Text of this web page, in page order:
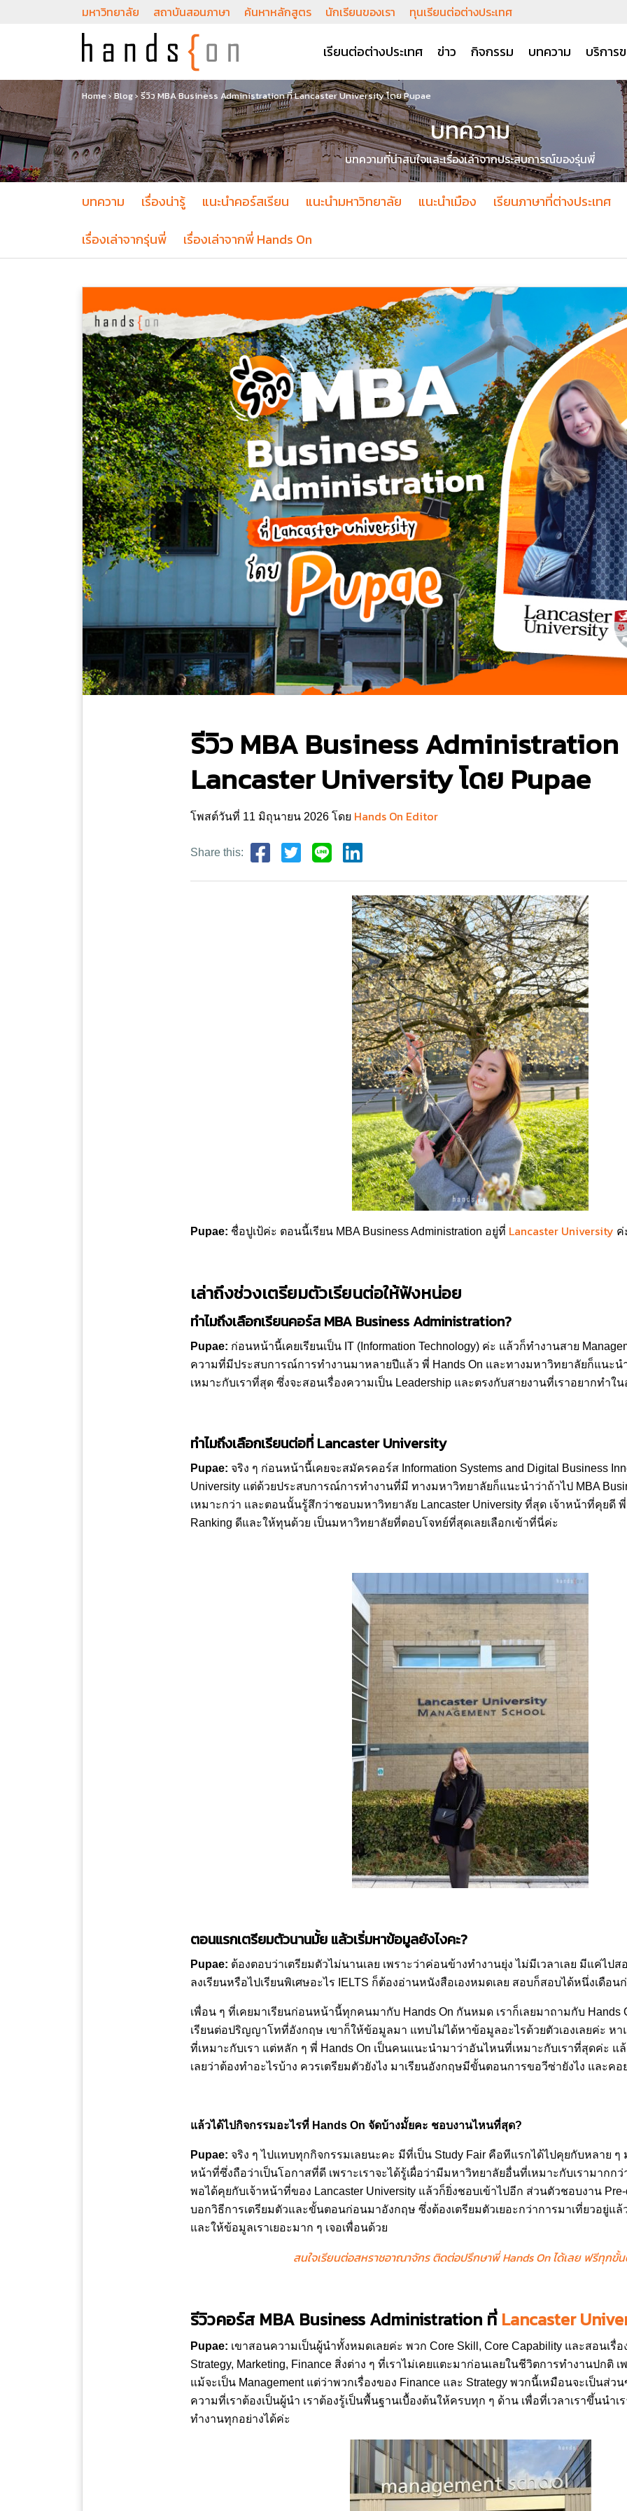
มหาวิทยาลัย สถาบันสอนภาษา ค้นหาหลักสูตร นักเรียนของเรา ทุนเรียนต่อต่างประเทศ
เรียนต่อต่างประเทศ ข่าว กิจกรรม บทความ บริการ
Home›Blog›รีวิว MBA Business Administration ที่ Lancaster University โดย Pupae
บทความ
บทความที่น่าสนใจและเรื่องเล่าจากประสบการณ์ของรุ่นพี่
บทความ เรื่องน่ารู้ แนะนำคอร์สเรียน แนะนำมหาวิทยาลัย แนะนำเมือง
เรียนภาษาที่ต่างประเทศ
เรื่องเล่าจากรุ่นพี่
เรื่องเล่าจากพี่ Hands On
รีวิว MBA Business
Lancaster University โดย Pupae
โพสต์วันที่ 11 มิถุนายน 2026 โดย Hands On Editor
Share this:
Pupae: ชื่อปูเป้ค่ะ ตอนนี้เรียน MBA Business Administration อยู่ที่ Lancaster University ค่
เล่าถึงช่วงเตรียมตัวเรียนต่อให้ฟังหน่อย
ทำไมถึงเลือกเรียนคอร์ส MBA Business Administration?
Pupae: ก่อนหน้านี้เคยเรียนเป็น IT (Information Technology) ค่ะ แล้วก็ทำงานสาย
ความที่มีประสบการณ์การทำงานมาหลายปีแล้ว พี่ Hands On และทางมหาวิทยาลัยก็แนะน
เหมาะกับเราที่สุด ซึ่งจะสอนเรื่องความเป็น Leadership และตรงกับสายงานที่เราอยากทำใ
ทำไมถึงเลือกเรียนต่อที่ Lancaster University
Pupae: จริง ๆ ก่อนหน้านี้เคยจะสมัครคอร์ส Information Systems and Digital Business
University แต่ด้วยประสบการณ์การทำงานที่มี ทางมหาวิทยาลัยก็แนะนำว่าถ้าไป MBA
เหมาะกว่า และตอนนั้นรู้สึกว่าชอบมหาวิทยาลัย Lancaster University ที่สุด เจ้าหน้าที่คุยดี
Ranking ดีและให้ทุนด้วย เป็นมหาวิทยาลัยที่ตอบโจทย์ที่สุดเลยเลือกเข้าที่นี่ค่ะ
ตอนแรกเตรียมตัวนานมั้ย แล้วเริ่มหาข้อมูลยังไงคะ?
Pupae: ต้องตอบว่าเตรียมตัวไม่นานเลย เพราะว่าค่อนข้างทำงานยุ่ง ไม่มีเวลาเลย มีแค่ไปส
ลงเรียนหรือไปเรียนพิเศษอะไร IELTS ก็ต้องอ่านหนังสือเองหมดเลย สอบก็สอบได้หนึ่งเดือน
เพื่อน ๆ ที่เคยมาเรียนก่อนหน้านี้ทุกคนมากับ Hands On กันหมด เราก็เลยมาถามกับ Hands
เรียนต่อปริญญาโทที่อังกฤษ เขาก็ให้ข้อมูลมา แทบไม่ได้หาข้อมูลอะไรด้วยตัวเองเลยค่ะ ห
ที่เหมาะกับเรา แต่หลัก ๆ พี่ Hands On เป็นคนแนะนำมาว่าอันไหนที่เหมาะกับเราที่สุดค่ะ
เลยว่าต้องทำอะไรบ้าง ควรเตรียมตัวยังไง มาเรียนอังกฤษมีขั้นตอนการขอวีซ่ายังไง และค
แล้วได้ไปกิจกรรมอะไรที่ Hands On จัดบ้างมั้ยคะ ชอบงานไหนที่สุด?
Pupae: จริง ๆ ไปแทบทุกกิจกรรมเลยนะคะ มีที่เป็น Study Fair คือทีแรกได้ไปคุยกับหลาย ๆ
หน้าที่ซึ่งถือว่าเป็นโอกาสที่ดี เพราะเราจะได้รู้เผื่อว่ามีมหาวิทยาลัยอื่นที่เหมาะกับเรามากก
พอได้คุยกับเจ้าหน้าที่ของ Lancaster University แล้วก็ยิ่งชอบเข้าไปอีก ส่วนตัวชอบงาน Pre-
บอกวิธีการเตรียมตัวและขั้นตอนก่อนมาอังกฤษ ซึ่งต้องเตรียมตัวเยอะกว่าการมาเที่ยวอยู่แล้
และให้ข้อมูลเราเยอะมาก ๆ เจอเพื่อนด้วย
สนใจเรียนต่อสหราชอาณาจักร ติดต่อปรึกษาพี่ Hands Onได้เลย ฟรีทุกขั้
รีวิวคอร์ส MBA Business Administration ที่ Lancaster
Pupae: เขาสอนความเป็นผู้นำทั้งหมดเลยค่ะ พวก Core Skill, Core Capability และสอนเรื่
Strategy, Marketing, Finance สิ่งต่าง ๆ ที่เราไม่เคยแตะมาก่อนเลยในชีวิตการทำงานปกติ เ
แม้จะเป็น Management แต่ว่าพวกเรื่องของ Finance และ Strategy พวกนี้เหมือนจะเป็นส่ว
ความที่เราต้องเป็นผู้นำ เราต้องรู้เป็นพื้นฐานเบื้องต้นให้ครบทุก ๆ ด้าน เพื่อที่เวลาเราขึ้นนำเ
ทำงานทุกอย่างได้ค่ะ